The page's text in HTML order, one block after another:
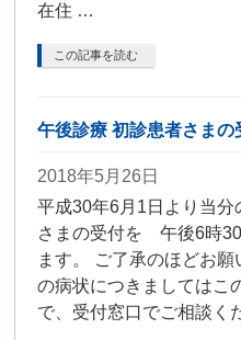
在住 …
この記事を読む
午後診療 初診患者さまの
2018年5月26日
平成30年6月1日より当
さまの受付を 午後6時
ます。 ご了承のほどお
の病状につきましてはこ
で、受付窓口でご相談く